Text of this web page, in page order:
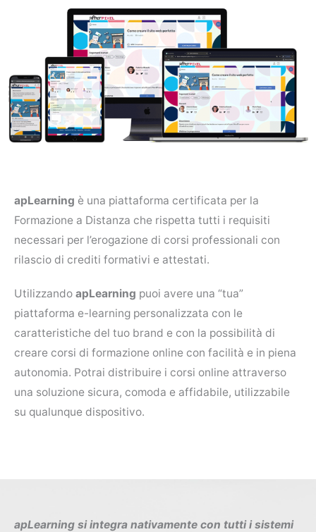
apLearning è una piattaforma certificata per la
Formazione a Distanza che rispetta tutti i requisiti
necessari per l’erogazione di corsi professionali con
rilascio di crediti formativi e attestati.
Utilizzando apLearning puoi avere una “tua”
piattaforma e-learning personalizzata con le
caratteristiche del tuo brand e con la possibilità di
creare corsi di formazione online con facilità e in piena
autonomia. Potrai distribuire i corsi online attraverso
una soluzione sicura, comoda e affidabile, utilizzabile
su qualunque dispositivo.
apLearning si integra nativamente con tutti i sistemi